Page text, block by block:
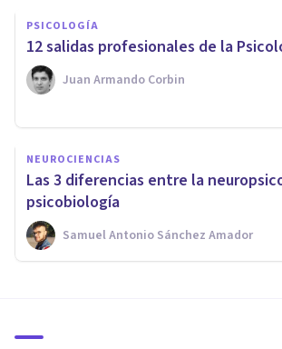
PSICOLOGÍA
​12 salidas profesionales de la
Juan Armando Corbin
NEUROCIENCIAS
Las 3 diferencias entre la
psicobiología
Samuel Antonio Sánchez Amador